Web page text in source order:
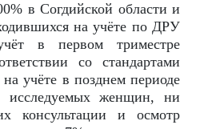
в Согдийской области и
на учёте по ДРУ
в первом триместре
со стандартами
учёте в позднем периоде
исследуемых женщин, ни
консультации и осмотр